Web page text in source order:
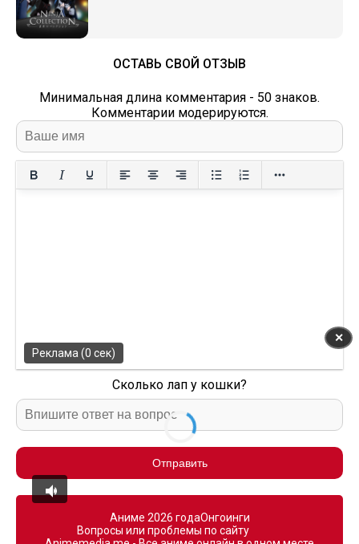
ОСТАВЬ СВОЙ ОТЗЫВ
Минимальная длина комментария - 50 знаков.
Комментарии модерируются.
Сколько лап у кошки?
Отправить
Аниме 2026 годаОнгоинги
Вопросы или проблемы по сайту
✕
Реклама (0 сек)